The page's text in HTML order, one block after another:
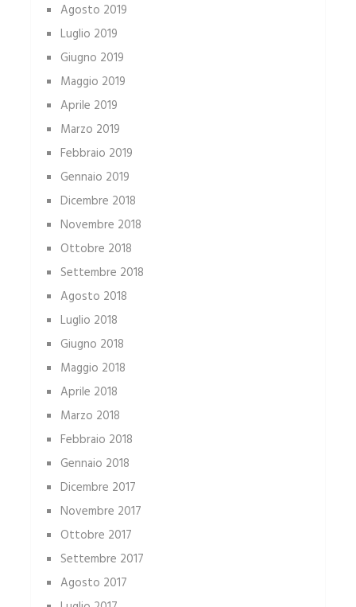
Agosto 2019
Luglio 2019
Giugno 2019
Maggio 2019
Aprile 2019
Marzo 2019
Febbraio 2019
Gennaio 2019
Dicembre 2018
Novembre 2018
Ottobre 2018
Settembre 2018
Agosto 2018
Luglio 2018
Giugno 2018
Maggio 2018
Aprile 2018
Marzo 2018
Febbraio 2018
Gennaio 2018
Dicembre 2017
Novembre 2017
Ottobre 2017
Settembre 2017
Agosto 2017